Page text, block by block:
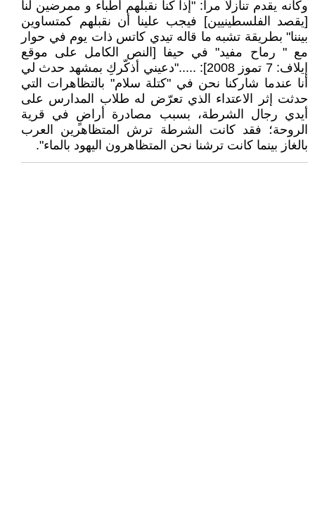
وكأنه يقدم تنازلاً مراً: "إذا كنا نقبلهم أطباء و ممرضين لنا
[يقصد الفلسطينيين] فيجب علينا أن نقبلهم كمتساوين
بيننا" بطريقة تشبه ما قاله تيدي كاتس ذات يوم في حوار
مع " رماح مفيد" في حيفا [النص الكامل على موقع
إيلاف: 7 تموز 2008]: ....."دعيني أذكّركِ بمشهد حدث لي
أنا عندما شاركنا نحن في "كتلة سلام" بالتظاهرات التي
حدثت إثر الاعتداء الذي تعرّض له طلاب المدارس على
أيدي رجال الشرطة، بسبب مصادرة أراضٍ في قرية
الروحة؛ فقد كانت الشرطة ترش المتظاهرين العرب
بالغاز بينما كانت ترشنا نحن المتظاهرون اليهود بالماء".